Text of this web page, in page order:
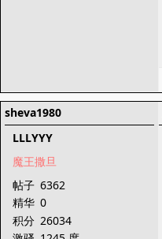
sheva1980
LLLYYY
魔王撒旦
帖子 6362
精华 0
积分 26034